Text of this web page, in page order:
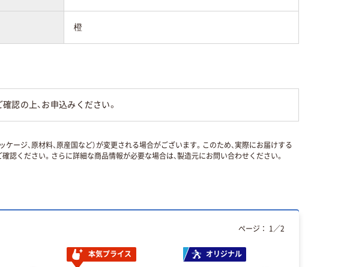
橙
認の上、お申込みください。
ージ、原材料、原産国など）が変更される場合がございます。このため、実際にお届けする
ください。さらに詳細な商品情報が必要な場合は、製造元にお問い合わせください。
本気プライス オリジナル
ページ： 1 ／2